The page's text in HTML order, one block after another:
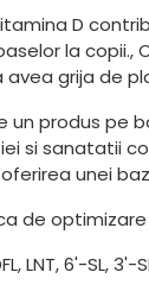
Vitamina D
la copii.,
avea grija de
un produs
si sanatatii
unei
de
DFL, LNT, 6'-